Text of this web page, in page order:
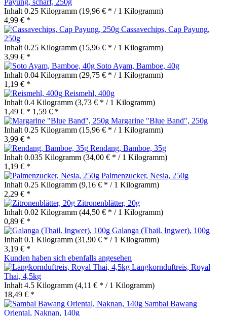
Inhalt 0.25 Kilogramm (19,96 € * / 1 Kilogramm)
4,99 € *
Cassavechips, Cap Payung,
250g
Inhalt 0.25 Kilogramm (15,96 € * / 1 Kilogramm)
3,99 € *
Soto Ayam, Bamboe, 40g
Inhalt 0.04 Kilogramm (29,75 € * / 1 Kilogramm)
1,19 € *
Reismehl, 400g
Inhalt 0.4 Kilogramm (3,73 € * / 1 Kilogramm)
1,49 € * 1,59 € *
Margarine "Blue Band", 250g
Inhalt 0.25 Kilogramm (15,96 € * / 1 Kilogramm)
3,99 € *
Rendang, Bamboe, 35g
Inhalt 0.035 Kilogramm (34,00 € * / 1 Kilogramm)
1,19 € *
Palmenzucker, Nesia, 250g
Inhalt 0.25 Kilogramm (9,16 € * / 1 Kilogramm)
2,29 € *
Zitronenblätter, 20g
Inhalt 0.02 Kilogramm (44,50 € * / 1 Kilogramm)
0,89 € *
Galanga (Thail. Ingwer), 100g
Inhalt 0.1 Kilogramm (31,90 € * / 1 Kilogramm)
3,19 € *
Kunden haben sich ebenfalls angesehen
Langkornduftreis, Royal
Thai, 4,5kg
Inhalt 4.5 Kilogramm (4,11 € * / 1 Kilogramm)
18,49 € *
Sambal Bawang
Oriental, Naknan, 140g